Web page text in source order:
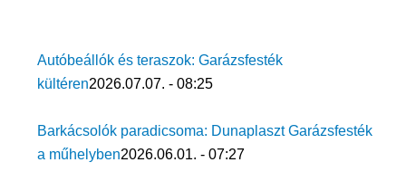
Autóbeállók és teraszok: Garázsfesték
kültéren2026.07.07. - 08:25
Barkácsolók paradicsoma: Dunaplaszt Garázsfesték
a műhelyben2026.06.01. - 07:27